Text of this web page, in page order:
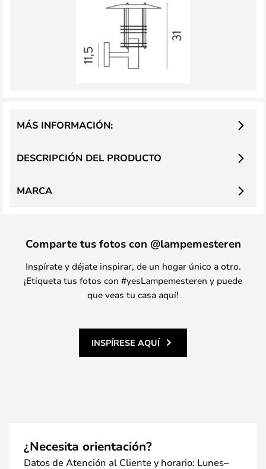
DESCRIPCIÓN DEL PRODUCTO
MÁS INFORMACIÓN:
MARCA
Comparte tus fotos con @lampemesteren
Inspírate y déjate inspirar, de un hogar único a otro.
¡Etiqueta tus fotos con #yesLampemesteren y puede
que veas tu casa aquí!
INSPÍRESE AQUÍ
¿Necesita orientación?
Datos de Atención al Cliente y horario: Lunes–